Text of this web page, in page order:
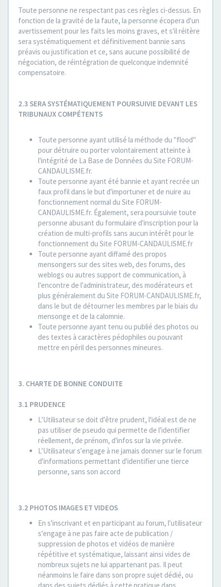
Toute personne ne respectant pas ces règles ci-dessus. En
fonction de la gravité de la faute, la personne écopera d'un
avertissement pour les faits les moins graves, et s'il réitère
sera systématiquement et définitivement bannie sans
préavis ou justification et ce, sans aucune possibilité de
négociation, de réintégration de quelconque indemnité
compensatoire.
2.3 SERA SYSTÉMATIQUEMENT POURSUIVIE DEVANT LES
TRIBUNAUX COMPÉTENTS
Toute personne ayant utilisé la méthode du "flood"
pour détruire ou porter volontairement atteinte à
l'intégrité de La Base de Données du Site FORUM-
CANDAULISME.fr.
Toute personne ayant été bannie et ayant recrée un
faux profil dans le but d'importuner et de nuire au
fonctionnement normal du Site FORUM-
CANDAULISME.fr. Également, sera poursuivie toute
personne abusant du formulaire d'inscription pour la
création de multi-profils sans aucun intérêt pour le
fonctionnement du Site FORUM-CANDAULISME.fr
Toute personne ayant diffamé des propos
mensongers sur des sites web, des forums, des
weblogs ou autres support de communication, à
l'encontre de l'administrateur, des modérateurs et
plus généralement du Site FORUM-CANDAULISME.fr,
dans le but de détourner les membres par le biais du
mensonge et de la calomnie.
Toute personne ayant tenu ou publié des photos ou
des textes à caractères pédophiles ou pouvant
mettre en péril des personnes mineures.
3. CHARTE DE BONNE CONDUITE
3.1 PRUDENCE
L'Utilisateur se doit d'être prudent, l'idéal est de ne
pas utiliser de pseudo qui permette de l'identifier
réellement, de prénom, d'infos sur la vie privée.
L'Utilisateur s'engage à ne jamais donner sur le forum
d'informations permettant d'identifier une tierce
personne, sans son accord
3.2 PHOTOS IMAGES ET VIDEOS
En s'inscrivant et en participant au forum, l'utilisateur
s'engage à ne pas faire acte de publication /
suppression de photos et vidéos de manière
répétitive et systématique, laissant ainsi vides de
nombreux sujets ne lui appartenant pas. Il peut
néanmoins le faire dans son propre sujet dédié, ou